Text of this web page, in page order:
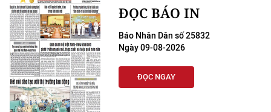
ĐỌC BÁO IN
Báo Nhân Dân số 25832
Ngày 09-08-2026
ĐỌC NGAY